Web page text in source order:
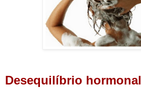
Desequilíbrio hormonal